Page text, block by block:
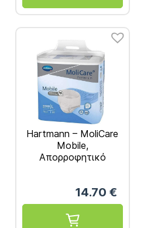
Hartmann – MoliCare
Mobile,
Απορροφητικό
91583314.70 €